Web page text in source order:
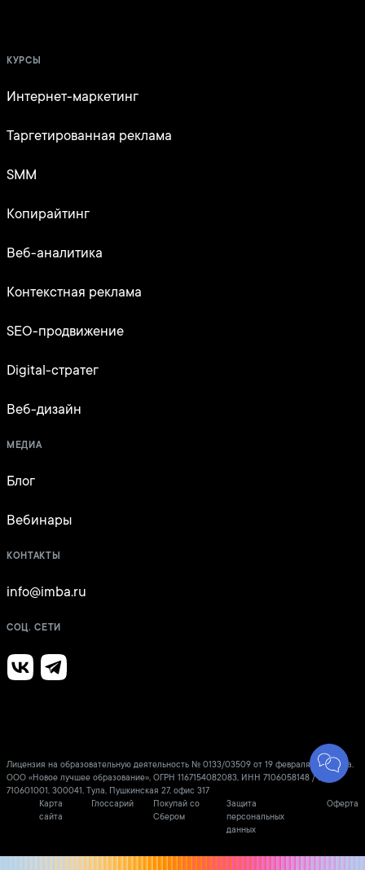
КУРСЫ
Интернет-маркетинг
Таргетированная реклама
SMM
Копирайтинг
Веб-аналитика
Контекстная реклама
SEO-продвижение
Digital-стратег
Веб-дизайн
МЕДИА
Блог
Вебинары
КОНТАКТЫ
info@imba.ru
СОЦ. СЕТИ
Лицензия на образовательную деятельность № 0133/03509 от 19 февраля 2021 года.
ООО «Новое лучшее образование», ОГРН 1167154082083, ИНН 7106058148 / КПП
710601001, 300041, Тула, Пушкинская 27, офис 317
Карта
сайта
Глоссарий
Покупай со
Сбером
Защита
персональных
данных
Оферта